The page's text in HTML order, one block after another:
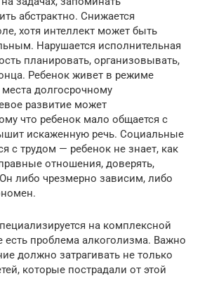
абстрактно. Снижается
хотя интеллект может быть
Нарушается исполнительная
планировать, организовывать,
Ребенок живет в режиме
долгосрочному
развитие может
что ребенок мало общается с
искаженную речь. Социальные
с трудом — ребенок не знает, как
отношения, доверять,
либо чрезмерно зависим, либо
на комплексной
проблема алкоголизма. Важно
должно затрагивать не только
которые пострадали от этой